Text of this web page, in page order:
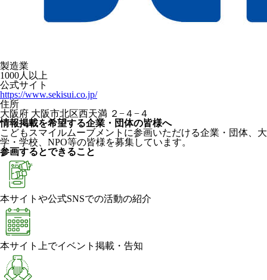
製造業
1000人以上
公式サイト
https://www.sekisui.co.jp/
住所
大阪府 大阪市北区西天満 ２−４−４
情報掲載を希望する企業・団体の皆様へ
こどもスマイルムーブメントに参画いただける企業・団体、大
学・学校、NPO等の皆様を募集しています。
参画するとできること
本サイトや公式SNSでの活動の紹介
本サイト上でイベント掲載・告知